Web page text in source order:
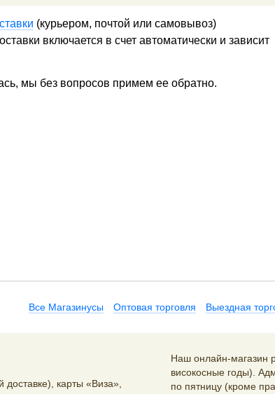
(курьером, почтой или самовывоз)
включается в счет автоматически и зависит
мы без вопросов примем ее обратно.
Все Магазинусы Оптовая торговля Выездная
карты «Виза»,
Наш онлайн-магазин
високосные годы).
по пятницу (кроме